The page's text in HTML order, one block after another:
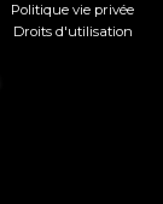
Politique vie privée
Droits d'utilisation